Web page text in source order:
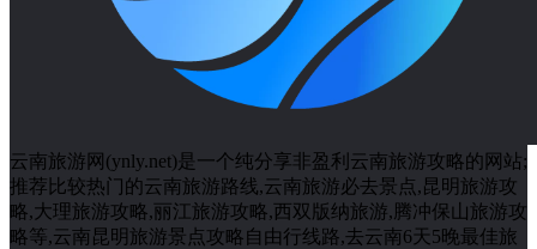
云南旅游网(ynly.net)是一个纯分享非盈利云南旅游攻略的网站;
推荐比较热门的云南旅游路线,云南旅游必去景点,昆明旅游攻
略,大理旅游攻略,丽江旅游攻略,西双版纳旅游,腾冲保山旅游攻
略等,云南昆明旅游景点攻略自由行线路,去云南6天5晚最佳旅